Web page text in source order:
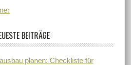
BEITRÄGE
planen: Checkliste für